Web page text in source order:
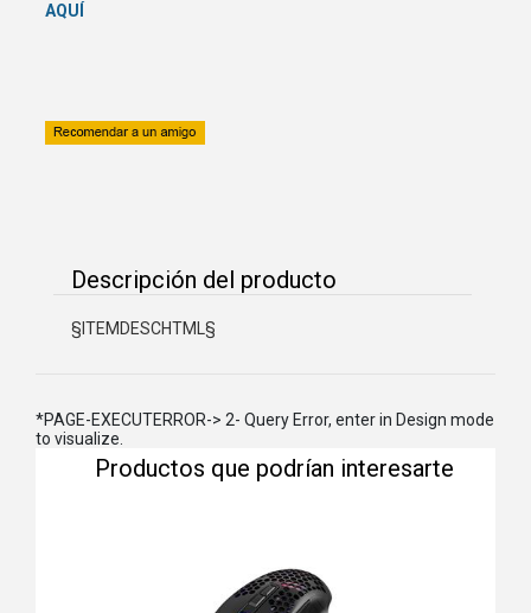
AQUÍ
Descripción del producto
§ITEMDESCHTML§
*PAGE-EXECUTERROR-> 2- Query Error, enter in Design mode
to visualize.
Productos que podrían interesarte